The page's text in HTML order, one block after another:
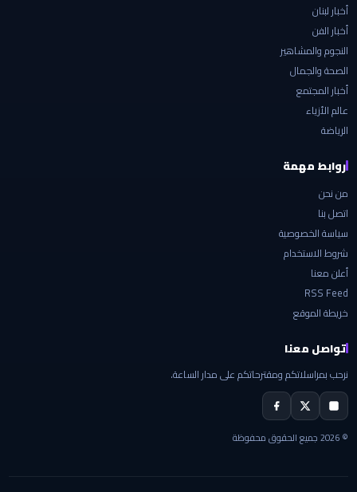
أخبار لبنان
أخبار الفن
النجوم والمشاهير
الصحة والجمال
أخبار المجتمع
عالم الأزياء
الرياضة
روابط مهمة
من نحن
اتصل بنا
سياسة الخصوصية
شروط الاستخدام
أعلن معنا
RSS Feed
خريطة الموقع
تواصل معنا
نرحب بمراسلاتكم ومقترحاتكم على مدار الساعة.
© 2026 جميع الحقوق محفوظة